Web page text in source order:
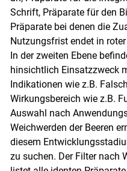
Schrift, Präparate für den
Präparate bei denen die
Nutzungsfrist endet in
In der zweiten Ebene
hinsichtlich Einsatzzweck
Indikationen wie z.B.
Wirkungsbereich wie z.B.
Auswahl nach
Weichwerden der Beeren
diesem
zu suchen. Der Filter